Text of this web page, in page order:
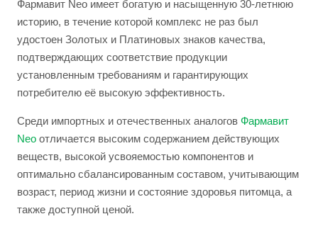
Фармавит Neo имеет богатую и насыщенную 30-летнюю
историю, в течение которой комплекс не раз был
удостоен Золотых и Платиновых знаков качества,
подтверждающих соответствие продукции
установленным требованиям и гарантирующих
потребителю её высокую эффективность.
Среди импортных и отечественных аналогов Фармавит
Neo отличается высоким содержанием действующих
веществ, высокой усвояемостью компонентов и
оптимально сбалансированным составом, учитывающим
возраст, период жизни и состояние здоровья питомца, а
также доступной ценой.